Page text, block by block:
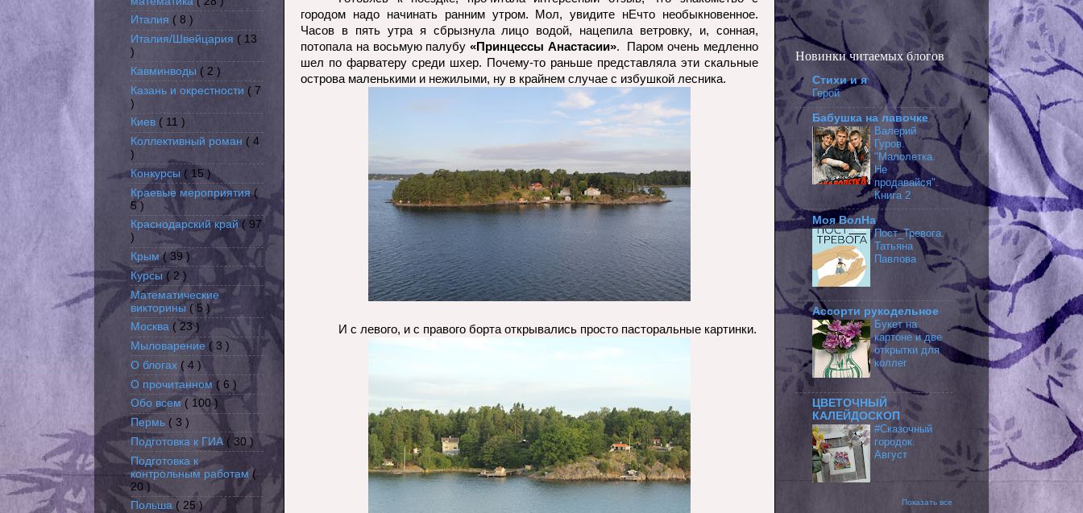
городом надо начинать ранним утром. Мол, увидите нЕчто необыкновенное.
Часов в пять утра я сбрызнула лицо водой, нацепила ветровку, и, сонная,
потопала на восьмую палубу«Принцессы Анастасии». Паром очень медленно
шел по фарватеру среди шхер. Почему-то раньше представляла эти скальные
острова маленькими и нежилыми, ну в крайнем случае с избушкой лесника.
И с левого, и с правого борта открывались просто пасторальные картинки.
Италия ( 8 )
Италия/Швейцария ( 13
)
Кавминводы ( 2 )
Казань и окрестности ( 7
)
Киев ( 11 )
Коллективный роман ( 4
)
Конкурсы ( 15 )
Краевые мероприятия(
5 )
Краснодарский край ( 97
)
Крым( 39 )
Курсы ( 2 )
Математические
викторины ( 5 )
Москва ( 23 )
Мыловарение ( 3 )
О блогах ( 4 )
О прочитанном ( 6 )
Обо всем ( 100 )
Пермь ( 3 )
Подготовка к ГИА ( 30 )
Подготовка к
контрольным работам(
20 )
Польша ( 25 )
Новинки читаемых блогов
Стихи и я
Герой
Бабушка на лавочке
Валерий
Гуров.
"Малолетка.
Не
продавайся".
Книга 2
Моя ВолНа
Пост_Тревога.
Татьяна
Павлова
Ассорти рукодельное
Букет на
картоне и две
открытки для
коллег
ЦВЕТОЧНЫЙ
КАЛЕЙДОСКОП
#Сказочный
городок.
Август
Показать все